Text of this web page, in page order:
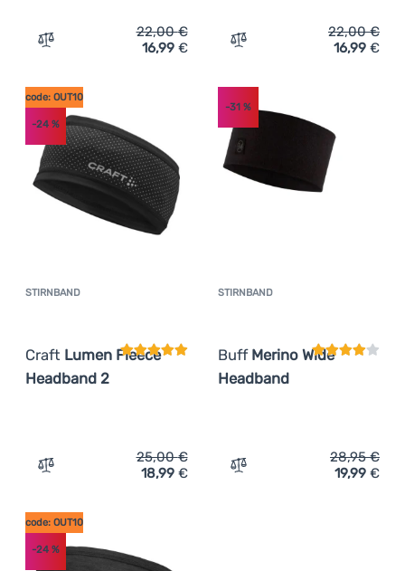
Zum Vergleich 'Stirnband Dynafit Graphic Performance
22,00€
16,99 € Zum Vergleich 'Stirnband
22,00€
16,99 €
STIRNBAND
Craft Lumen Fleece
Headband 2
Kundenbewertung
code: OUT10
-24 %
Zum Vergleich 'Stirnband Craft Lumen Fleece
25,00€
18,99 €
STIRNBAND
Buff Merino Wide
Headband
-31%
Zum Vergleich 'Stirnband
28,95€
19,99 €
code: OUT10
-24 %